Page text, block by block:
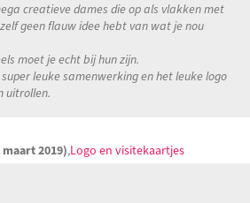
creatieve dames die op als vlakken met
geen flauw idee hebt van wat je nou
moet je echt bij hun zijn.
leuke samenwerking en het leuke logo
uitrollen.
2019),Logo en visitekaartjes